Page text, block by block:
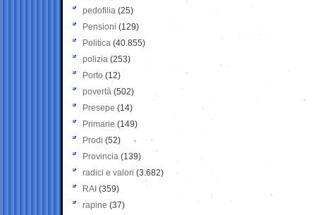
pedofilia (25)
Pensioni (129)
Politica (40.855)
polizia (253)
Porto (12)
povertà (502)
Presepe (14)
Primarie (149)
Prodi (52)
Provincia (139)
radici e valori (3.682)
RAI (359)
rapine (37)